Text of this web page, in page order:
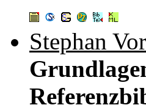
Stephan